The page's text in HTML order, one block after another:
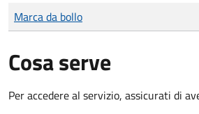
Tipo di pagamento
Importo
Marca da bollo
Cosa serve
Per accedere al servizio, assicurati di